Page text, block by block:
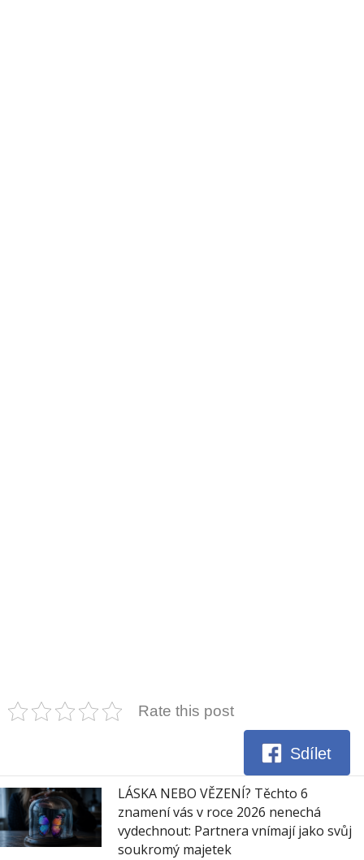
Rate this post
Sdílet
LÁSKA NEBO VĚZENÍ? Těchto 6
znamení vás v roce 2026 nenechá
vydechnout: Partnera vnímají jako svůj
soukromý majetek